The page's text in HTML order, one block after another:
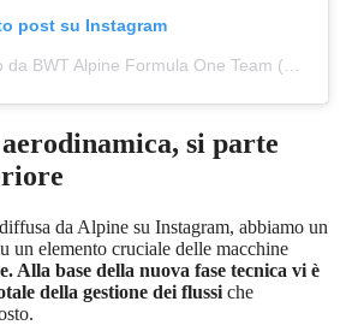
post su Instagram
si parte
da Alpine su Instagram, abbiamo un
un elemento cruciale delle macchine
Alla base della nuova fase tecnica vi è
della gestione dei flussi che